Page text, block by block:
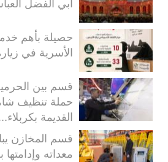
حصيلة بأهم
الأسرية في
قسم بين
حملة تنظيف
القديمة
قسم المخازن
معداته وإدامتها